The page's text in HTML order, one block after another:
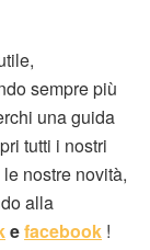
sempre più
una guida
tutti i nostri
nostre novità,
alla
efacebook !